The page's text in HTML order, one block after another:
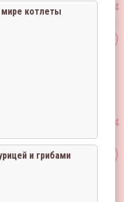
котлеты
и грибами